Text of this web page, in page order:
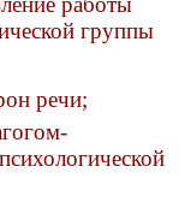
группы
речи;